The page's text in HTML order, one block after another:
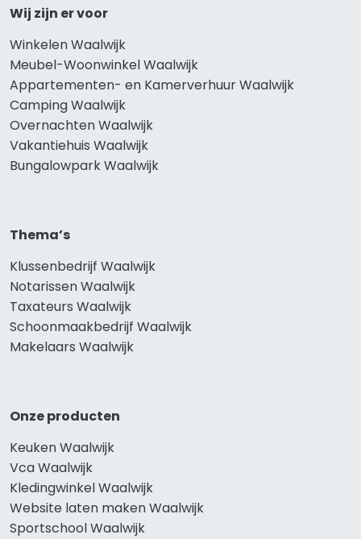
Wij zijn er voor
Winkelen Waalwijk
Meubel-Woonwinkel Waalwijk
Appartementen- en Kamerverhuur Waalwijk
Camping Waalwijk
Overnachten Waalwijk
Vakantiehuis Waalwijk
Bungalowpark Waalwijk
Thema’s
Klussenbedrijf Waalwijk
Notarissen Waalwijk
Taxateurs Waalwijk
Schoonmaakbedrijf Waalwijk
Makelaars Waalwijk
Onze producten
Keuken Waalwijk
Vca Waalwijk
Kledingwinkel Waalwijk
Website laten maken Waalwijk
Sportschool Waalwijk